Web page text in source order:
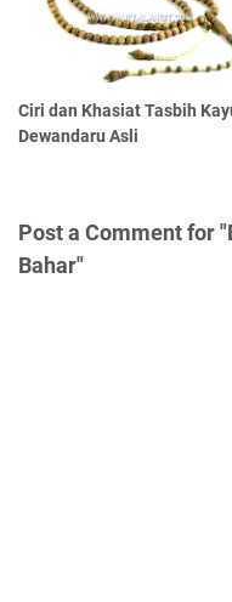
Ciri dan Khasiat Tasbih
Dewandaru Asli
Post a Comment for
Bahar"